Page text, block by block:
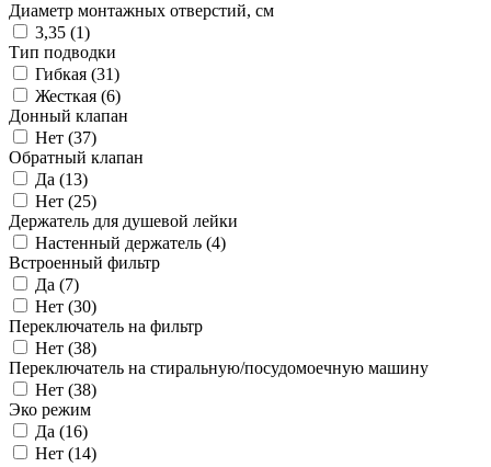
Диаметр монтажных отверстий, см
3,35 (1)
Тип подводки
Гибкая (31)
Жесткая (6)
Донный клапан
Нет (37)
Обратный клапан
Да (13)
Нет (25)
Держатель для душевой лейки
Настенный держатель (4)
Встроенный фильтр
Да (7)
Нет (30)
Переключатель на фильтр
Нет (38)
Переключатель на стиральную/посудомоечную машину
Нет (38)
Эко режим
Да (16)
Нет (14)